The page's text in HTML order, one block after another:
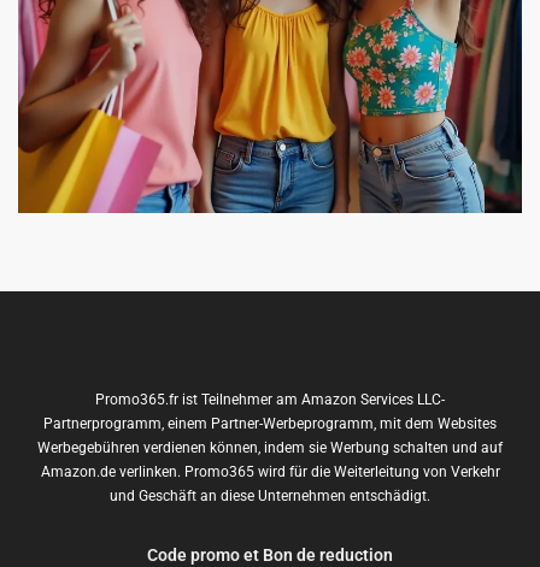
Promo365.fr ist Teilnehmer am Amazon Services LLC-
Partnerprogramm, einem Partner-Werbeprogramm, mit dem Websites
Werbegebühren verdienen können, indem sie Werbung schalten und auf
Amazon.de verlinken. Promo365 wird für die Weiterleitung von Verkehr
und Geschäft an diese Unternehmen entschädigt.
Code promo et Bon de reduction